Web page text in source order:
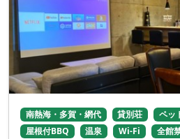
南熱海・多賀・網代 貸別荘 ペッ
屋根付BBQ
温泉 Wi-Fi 全館